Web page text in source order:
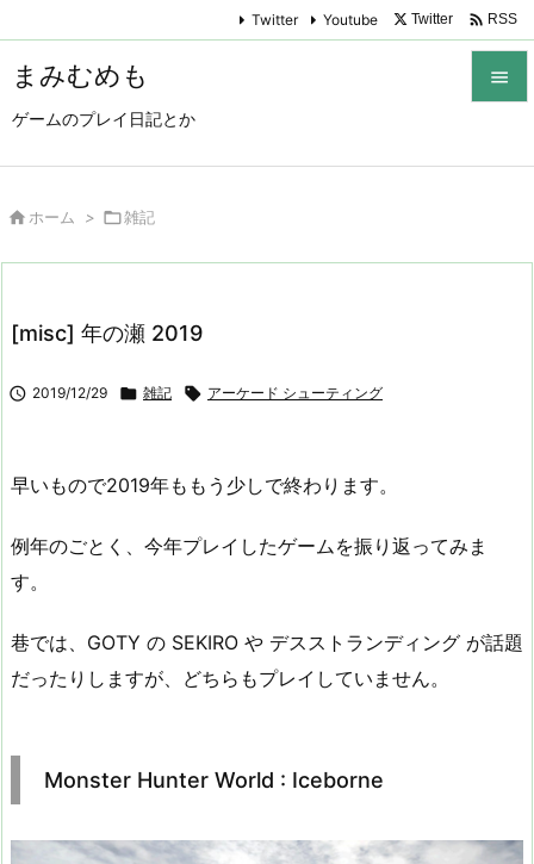
まみむめも
ゲームのプレイ日記とか

Twitter Youtube Twitter  RSS
 ホーム > 雑記
[misc] 年の瀬 2019
 2019/12/29  雑記  アーケード シューティング
早いもので2019年ももう少しで終わります。
例年のごとく、今年プレイしたゲームを振り返ってみま
す。
巷では、GOTY の SEKIRO や デスストランディング が話題
だったりしますが、どちらもプレイしていません。
Monster Hunter World : Iceborne